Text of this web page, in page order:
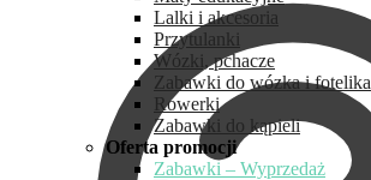
Lalki i akcesoria
Przytulanki
Wózki, pchacze
Zabawki do wózka i fotelika
Rowerki
Zabawki do kąpieli
Oferta promocji
Zabawki – Wyprzedaż